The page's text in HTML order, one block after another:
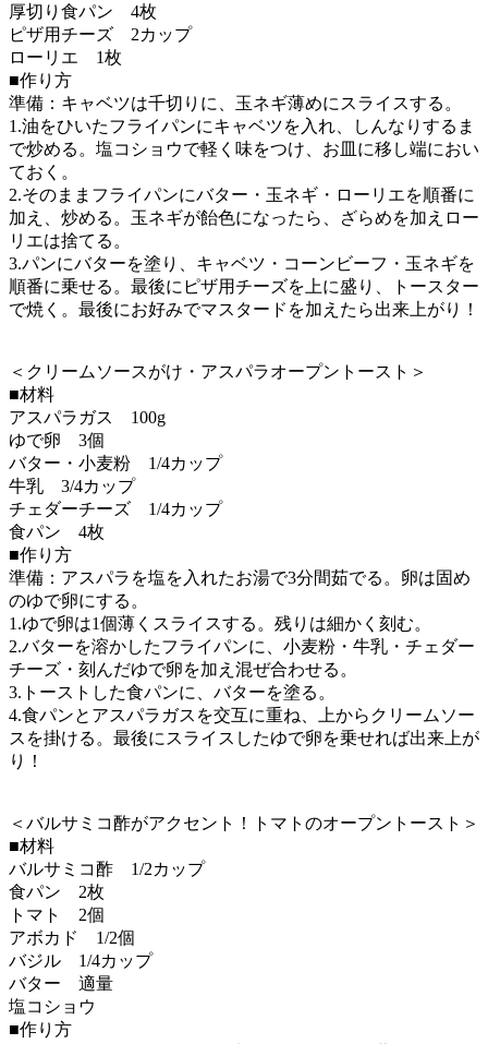
厚切り食パン 4枚
ピザ用チーズ 2カップ
ローリエ 1枚
■作り方
準備：キャベツは千切りに、玉ネギ薄めにスライスする。
1.油をひいたフライパンにキャベツを入れ、しんなりするま
で炒める。塩コショウで軽く味をつけ、お皿に移し端におい
ておく。
2.そのままフライパンにバター・玉ネギ・ローリエを順番に
加え、炒める。玉ネギが飴色になったら、ざらめを加えロー
リエは捨てる。
3.パンにバターを塗り、キャベツ・コーンビーフ・玉ネギを
順番に乗せる。最後にピザ用チーズを上に盛り、トースター
で焼く。最後にお好みでマスタードを加えたら出来上がり！
＜クリームソースがけ・アスパラオープントースト＞
■材料
アスパラガス 100g
ゆで卵 3個
バター・小麦粉 1/4カップ
牛乳 3/4カップ
チェダーチーズ 1/4カップ
食パン 4枚
■作り方
準備：アスパラを塩を入れたお湯で3分間茹でる。卵は固め
のゆで卵にする。
1.ゆで卵は1個薄くスライスする。残りは細かく刻む。
2.バターを溶かしたフライパンに、小麦粉・牛乳・チェダー
チーズ・刻んだゆで卵を加え混ぜ合わせる。
3.トーストした食パンに、バターを塗る。
4.食パンとアスパラガスを交互に重ね、上からクリームソー
スを掛ける。最後にスライスしたゆで卵を乗せれば出来上が
り！
＜バルサミコ酢がアクセント！トマトのオープントースト＞
■材料
バルサミコ酢 1/2カップ
食パン 2枚
トマト 2個
アボカド 1/2個
バジル 1/4カップ
バター 適量
塩コショウ
■作り方